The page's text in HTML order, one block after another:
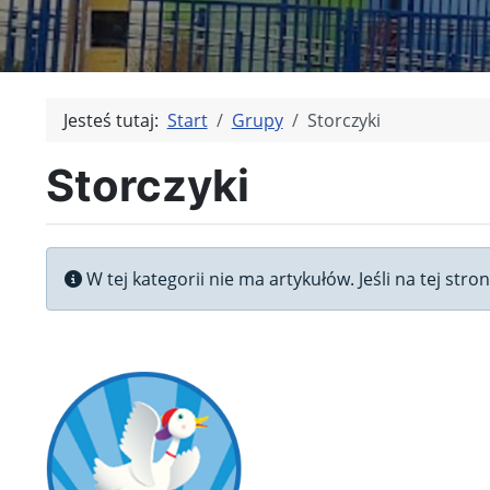
Jesteś tutaj: Start Grupy Storczyki
Storczyki
Informacja
W tej kategorii nie ma artykułów. Jeśli na tej